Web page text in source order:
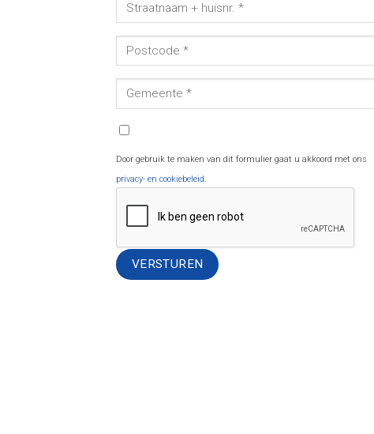
Door gebruik te maken van dit formulier gaat u akkoord met ons
privacy- en cookiebeleid.